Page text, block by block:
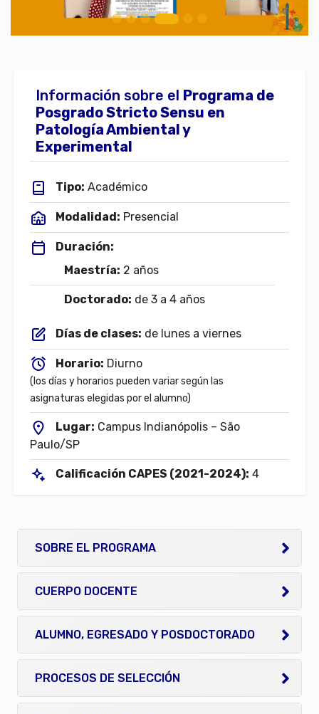
Información sobre el Programa de
Posgrado Stricto Sensu en
Patología Ambiental y
Experimental
Tipo: Académico
Modalidad: Presencial
Duración:
Maestría: 2 años
Doctorado: de 3 a 4 años
Días de clases: de lunes a viernes
Horario: Diurno
(los días y horarios pueden variar según las
asignaturas elegidas por el alumno)
Lugar: Campus Indianópolis – São
Paulo/SP
Calificación CAPES (2021-2024): 4
SOBRE EL PROGRAMA
CUERPO DOCENTE
ALUMNO, EGRESADO Y POSDOCTORADO
PROCESOS DE SELECCIÓN